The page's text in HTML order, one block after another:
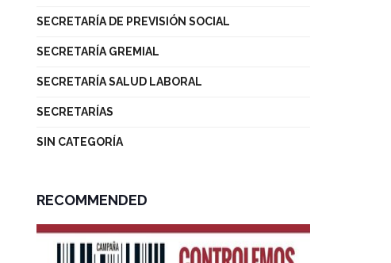
SECRETARÍA DE PREVISIÓN SOCIAL
SECRETARÍA GREMIAL
SECRETARÍA SALUD LABORAL
SECRETARÍAS
SIN CATEGORÍA
RECOMMENDED